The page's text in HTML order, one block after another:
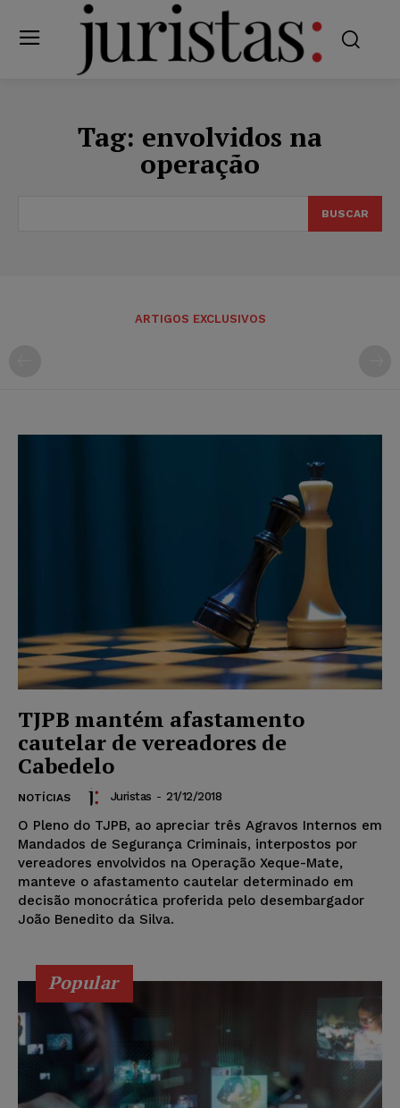
Tag: envolvidos na
operação
BUSCAR
ARTIGOS EXCLUSIVOS
TJPB mantém afastamento
cautelar de vereadores de
Cabedelo
NOTÍCIAS Juristas - 21/12/2018
O Pleno do TJPB, ao apreciar três Agravos Internos em
Mandados de Segurança Criminais, interpostos por
vereadores envolvidos na Operação Xeque-Mate,
manteve o afastamento cautelar determinado em
decisão monocrática proferida pelo desembargador
João Benedito da Silva.
Popular